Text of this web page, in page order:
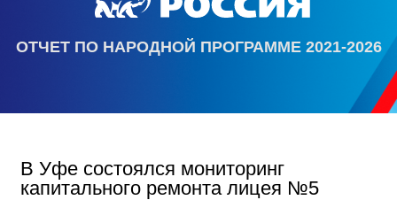
ОТЧЕТ ПО НАРОДНОЙ ПРОГРАММЕ 2021-2026
В Уфе состоялся мониторинг
капитального ремонта лицея №5